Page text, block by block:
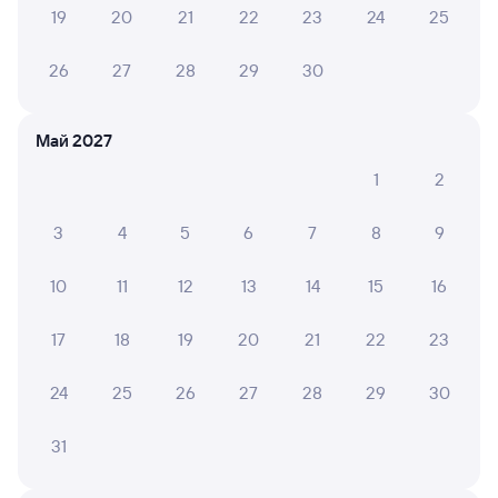
6 причин купить ж/д билеты
ЕЛЕНА А.
В поезде чисто, проводники вежливые. Рекомендую
4
01 августа 2026 • Поезд 379У
В вагоне чисто, персонал вежливый и
удовольствие....
19 20 21 22 23 24 25
26 27 28 29 30
Май 2027
1
2
3 4 5 6 7 8 9
10 11 12 13 14 15 16
17 18 19 20 21 22 23
24 25 26 27 28 29 30
31